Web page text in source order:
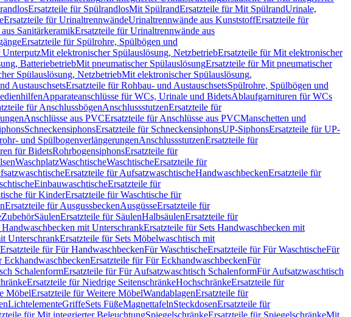
Ersatzteile für SpülrandlosMit SpülrandErsatzteile für Mit SpülrandUrinale,
Ersatzteile für UrinaltrennwändeUrinaltrennwände aus KunststoffErsatzteile für
SanitärkeramikErsatzteile für Urinaltrennwände aus
Ersatzteile für Spülrohre, Spülbögen und
UnterputzMit elektronischer Spülauslösung, NetzbetriebErsatzteile für Mit elektronischer
BatteriebetriebMit pneumatischer SpülauslösungErsatzteile für Mit pneumatischer
Spülauslösung, NetzbetriebMit elektronischer Spülauslösung,
AustauschsetsErsatzteile für Rohbau- und AustauschsetsSpülrohre, Spülbögen und
Apparateanschlüsse für WCs, Urinale und BidetsAblaufgarnituren für WCs
für AnschlussbögenAnschlussstutzenErsatzteile für
Anschlüsse aus PVCErsatzteile für Anschlüsse aus PVCManschetten und
SchneckensiphonsErsatzteile für SchneckensiphonsUP-SiphonsErsatzteile für UP-
und SpülbogenverlängerungenAnschlussstutzenErsatzteile für
für BidetsRohrbogensiphonsErsatzteile für
WaschplatzWaschtischeWaschtischeErsatzteile für
Ersatzteile für AufsatzwaschtischeHandwaschbeckenErsatzteile für
EinbauwaschtischeErsatzteile für
für KinderErsatzteile für Waschtische für
Ersatzteile für AusgussbeckenAusgüsseErsatzteile für
ZubehörSäulenErsatzteile für SäulenHalbsäulenErsatzteile für
Handwaschbecken mit UnterschrankErsatzteile für Sets Handwaschbecken mit
UnterschrankErsatzteile für Sets Möbelwaschtisch mit
Ersatzteile für Für HandwaschbeckenFür WaschtischeErsatzteile für Für WaschtischeFür
EckhandwaschbeckenErsatzteile für Für EckhandwaschbeckenFür
SchalenformErsatzteile für Für Aufsatzwaschtisch SchalenformFür Aufsatzwaschtisch
Ersatzteile für Niedrige SeitenschränkeHochschränkeErsatzteile für
MöbelErsatzteile für Weitere MöbelWandablagenErsatzteile für
LichtelementeGriffeSets FüßeMagnettafelnSteckdosenErsatzteile für
für Mit integrierter BeleuchtungSpiegelschränkeErsatzteile für SpiegelschränkeMit